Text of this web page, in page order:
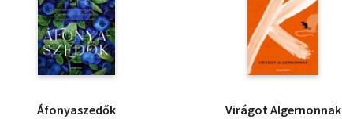
Áfonyaszedők Virágot Algernonnak